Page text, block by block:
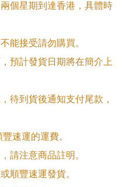
個星期到達香港，具體時
能接受請勿購買。
預計發貨日期將在簡介上
待到貨後通知支付尾款，
速運的運費。
請注意商品註明。
順豐速運發貨。